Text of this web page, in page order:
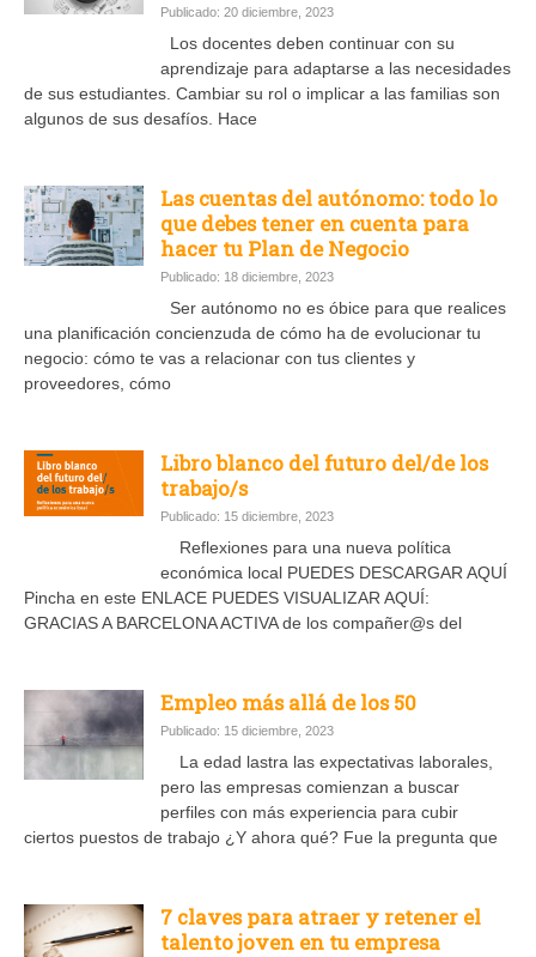
Publicado: 20 diciembre, 2023
Los docentes deben continuar con su
aprendizaje para adaptarse a las necesidades
de sus estudiantes. Cambiar su rol o implicar a las familias son
algunos de sus desafíos. Hace
Las cuentas del autónomo: todo lo
que debes tener en cuenta para
hacer tu Plan de Negocio
Publicado: 18 diciembre, 2023
Ser autónomo no es óbice para que realices
una planificación concienzuda de cómo ha de evolucionar tu
negocio: cómo te vas a relacionar con tus clientes y
proveedores, cómo
Libro blanco del futuro del/de los
trabajo/s
Publicado: 15 diciembre, 2023
Reflexiones para una nueva política
económica local PUEDES DESCARGAR AQUÍ
Pincha en este ENLACE PUEDES VISUALIZAR AQUÍ:
GRACIAS A BARCELONA ACTIVA de los compañer@s del
Empleo más allá de los 50
Publicado: 15 diciembre, 2023
La edad lastra las expectativas laborales,
pero las empresas comienzan a buscar
perfiles con más experiencia para cubir
ciertos puestos de trabajo ¿Y ahora qué? Fue la pregunta que
7 claves para atraer y retener el
talento joven en tu empresa